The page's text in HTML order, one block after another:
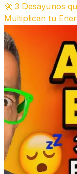
🚀 3 Desayunos
Multiplican tu